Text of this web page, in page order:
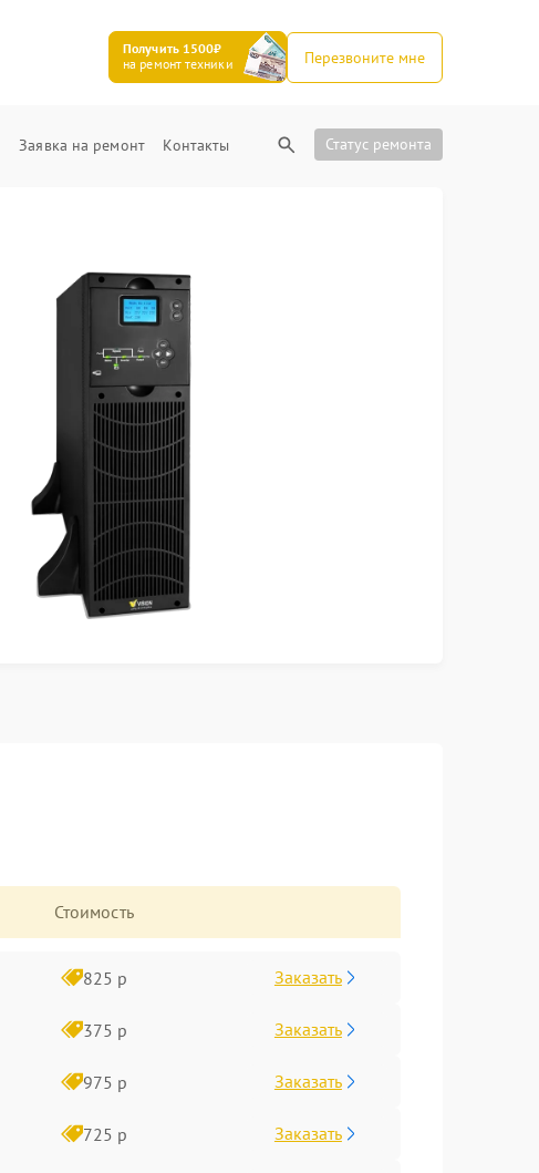
Получить 1500₽
на ремонт техники
Перезвоните мне
Заявка на ремонт Контакты Статус ремонта
Стоимость
825 р Заказать
375 р Заказать
975 р Заказать
725 р Заказать